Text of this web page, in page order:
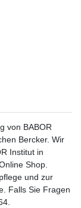
von BABOR
Bercker. Wir
Institut in
Shop.
und zur
Falls Sie Fragen